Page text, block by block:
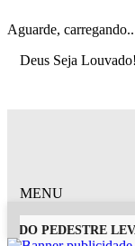
Aguarde,
Deus Seja Louvado!
MENU
PEDESTRE LEVA